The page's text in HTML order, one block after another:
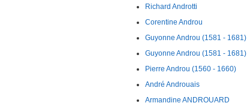
Richard Androtti
Corentine Androu
Guyonne Androu (1581 - 1681)
Guyonne Androu (1581 - 1681)
Pierre Androu (1560 - 1660)
André Androuais
Armandine ANDROUARD